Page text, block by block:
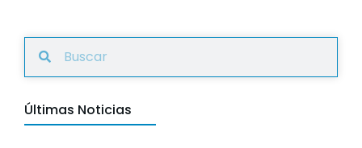
Últimas Noticias